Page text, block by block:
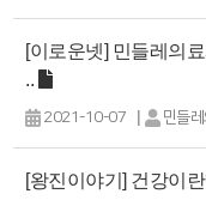
[이로운넷] 민들레의
..
2021-10-07 | 민들레
[왕진이야기] 건강이